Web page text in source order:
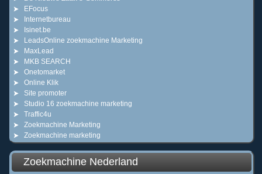
EFocus
Internetbureau
Isinet.be
LeadsOnline zoekmachine Marketing
MaxLead
MKB SEARCH
Onetomarket
Online Klik
Site promoter
Studio 16 zoekmachine marketing
Traffic4u
Zoekmachine Marketing
Zoekmachine marketing
Zoekmachine Nederland